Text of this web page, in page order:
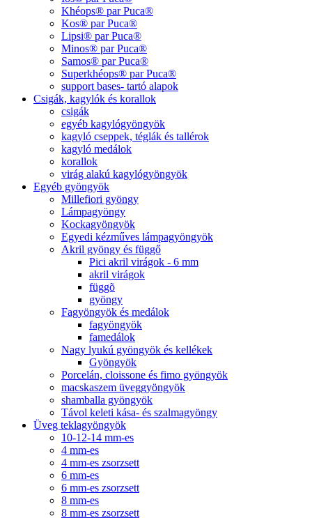
Khéops® par Puca®
Kos® par Puca®
Lipsi® par Puca®
Minos® par Puca®
Samos® par Puca®
Superkhéops® par Puca®
support bases- tartó alapok
Csigák, kagylók és korallok
csigák
egyéb kagylógyöngyök
kagyló cseppek, téglák és tallérok
kagyló medálok
korallok
virág alakú kagylógyöngyök
Egyéb gyöngyök
Millefiori gyöngy
Lámpagyöngy
Kockagyöngyök
Egyedi kézműves lámpagyöngyök
Akril gyöngy és függő
Pici akril virágok - 6 mm
akril virágok
függõ
gyöngy
Fagyöngyök és medálok
fagyöngyök
famedálok
Nagy lyukú gyöngyök és kellékek
Gyöngyök
Porcelán, cloissone és fimo gyöngyök
macskaszem üveggyöngyök
shamballa gyöngyök
Távol keleti kása- és szalmagyöngy
Üveg teklagyöngyök
10-12-14 mm-es
4 mm-es
4 mm-es zsorzsett
6 mm-es
6 mm-es zsorzsett
8 mm-es
8 mm-es zsorzsett